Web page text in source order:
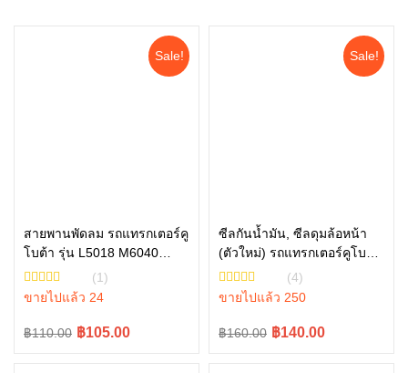
Sale!
สายพานพัดลม รถแทรกเตอร์คู
โบต้า รุ่น L5018 M6040
M6240 TC803-97010
(1)
ขายไปแล้ว 24
฿110.00
Original ฿105.00
Current
หยิบใส่ตะกร้า
Sale!
ซีลกันน้ำมัน, ซีลดุมล้อหน้า
(ตัวใหม่) รถแทรกเตอร์คูโบต้า
รุ่น L3608, L4018, L4508,
L4708, L5018 tc832-13370
(4)
ขายไปแล้ว 250
฿160.00
Original ฿140.00
Current
หยิบใส่ตะกร้า